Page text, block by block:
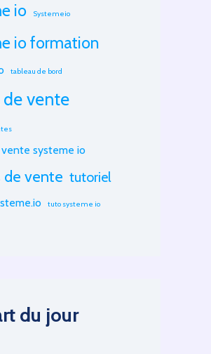
io Systemeio
io formation
tableau de bord
vente
systeme io
de vente tutoriel
tuto systeme io
du jour